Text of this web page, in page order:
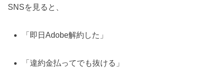
SNSを見ると、
「即日Adobe解約した」
「違約金払ってでも抜ける」